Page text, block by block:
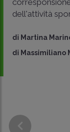
CONDIVIDI
dell'attività
di Martina
di Massimiliano